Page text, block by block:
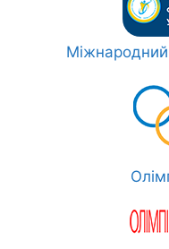
Міжнародний